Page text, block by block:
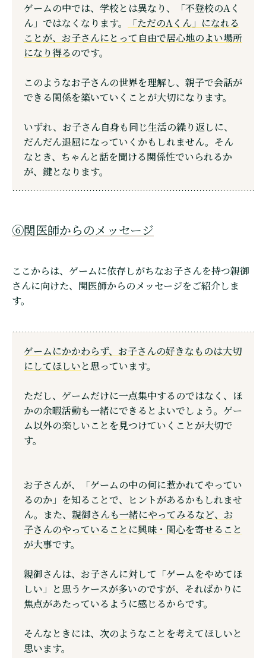
ゲームの中では、学校とは異なり、「不登校のAく
ん」ではなくなります。
「ただのAくん」になれる
ことが、お子さんにとって自由で居心地のよい場所
になり得るのです。
このようなお子さんの世界を理解し、親子で会話が
できる関係を築いていくことが大切になります。
いずれ、お子さん自身も同じ生活の繰り返しに、
だんだん退屈になっていくかもしれません。そん
なとき、ちゃんと話を聞ける関係性でいられるか
が、鍵となります。
⑥関医師からのメッセージ
ここからは、ゲームに依存しがちなお子さんを持つ親御
さんに向けた、関医師からのメッセージをご紹介しま
す。
ゲームにかかわらず、お子さんの好きなものは大切
にしてほしいと思っています。
ただし、ゲームだけに一点集中するのではなく、ほ
かの余暇活動も一緒にできるとよいでしょう。ゲー
ム以外の楽しいことを見つけていくことが大切で
す。
お子さんが、「ゲームの中の何に惹かれてやってい
るのか」を知ることで、ヒントがあるかもしれませ
ん。また、 親御さんも一緒にやってみるなど、お
子さんのやっていることに興味・関心を寄せること
が大事です。
親御さんは、お子さんに対して「ゲームをやめてほ
しい」と思うケースが多いのですが、そればかりに
焦点があたっているように感じるからです。
そんなときには、次のようなことを考えてほしいと
思います。